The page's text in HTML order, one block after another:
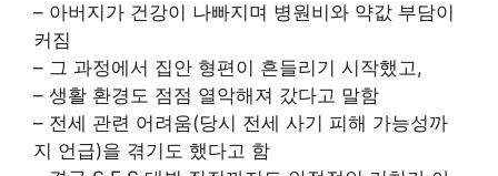
– 아버지가 건강이 나빠지며 병원비와 약값 부담이
커짐
– 그 과정에서 집안 형편이 흔들리기 시작했고,
– 생활 환경도 점점 열악해져 갔다고 말함
– 전세 관련 어려움(당시 전세 사기 피해 가능성까
지 언급)을 겪기도 했다고 함